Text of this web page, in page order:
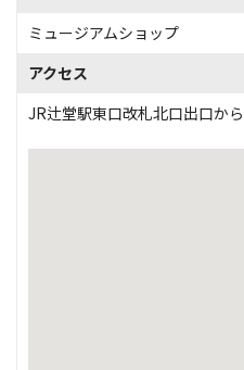
ミュージアムショップ
アクセス
JR辻堂駅東口改札北口出口か